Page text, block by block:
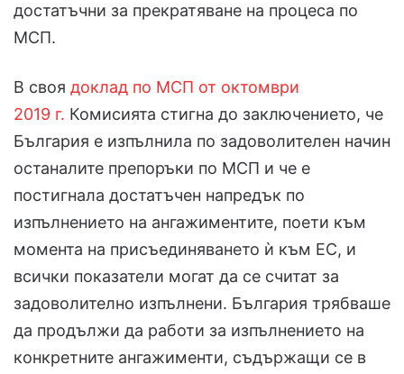
достатъчни за прекратяване на процеса по
МСП.
В своя доклад по МСП от октомври
2019 г. Комисията стигна до заключението, че
България е изпълнила по задоволителен начин
останалите препоръки по МСП и че е
постигнала достатъчен напредък по
изпълнението на ангажиментите, поети към
момента на присъединяването ѝ към ЕС, и
всички показатели могат да се считат за
задоволително изпълнени. България трябваше
да продължи да работи за изпълнението на
конкретните ангажименти, съдържащи се в